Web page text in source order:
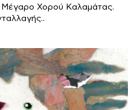
Μέγαρο Χορού Καλαμάτας.